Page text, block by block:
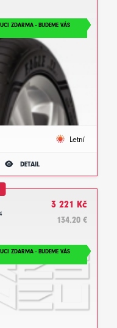
ZDARMA - BUDEME VÁS
Letní
DETAIL
3 221 Kč
134.20 €
ZDARMA - BUDEME VÁS